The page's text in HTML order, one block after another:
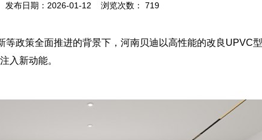
发布日期：2026-01-12 浏览次数： 719
等政策全面推进的背景下，河南贝迪以高性能的改良UPVC
入新动能。